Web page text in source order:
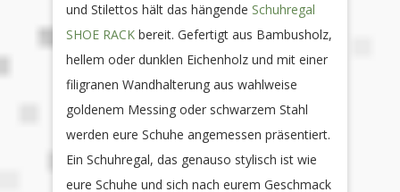
und Stilettos hält das hängende Schuhregal
SHOE RACK bereit. Gefertigt aus Bambusholz,
hellem oder dunklen Eichenholz und mit einer
filigranen Wandhalterung aus wahlweise
goldenem Messing oder schwarzem Stahl
werden eure Schuhe angemessen präsentiert.
Ein Schuhregal, das genauso stylisch ist wie
eure Schuhe und sich nach eurem Geschmack